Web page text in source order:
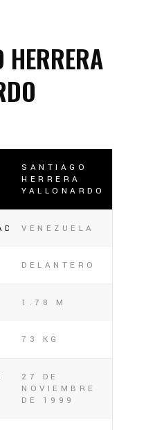
HERRERA
SANTIAGO
HERRERA
YALLONARDO
VENEZUELA
DELANTERO
1.78 M
73 KG
27 DE
NOVIEMBRE
DE 1999